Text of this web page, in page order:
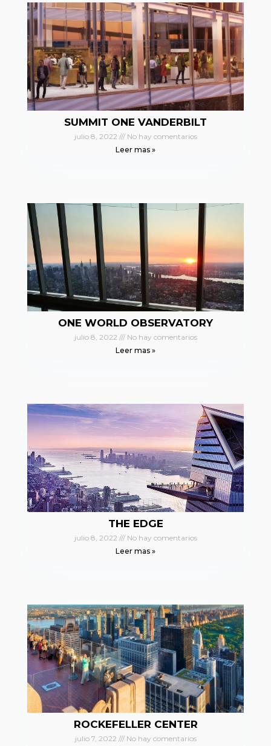
SUMMIT ONE VANDERBILT
julio 8, 2022
No hay comentarios
Leer mas »
ONE WORLD OBSERVATORY
julio 8, 2022
No hay comentarios
Leer mas »
THE EDGE
julio 8, 2022
No hay comentarios
Leer mas »
ROCKEFELLER CENTER
julio 7, 2022
No hay comentarios